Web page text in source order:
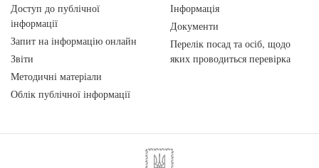
Доступ до публічної
інформації
Запит на інформацію онлайн
Звіти
Методичні матеріали
Облік публічної інформації
Інформація
Документи
Перелік посад та осіб, щодо
яких проводиться перевірка